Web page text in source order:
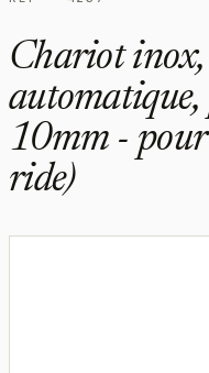
Chariot inox,
10mm -
ride)